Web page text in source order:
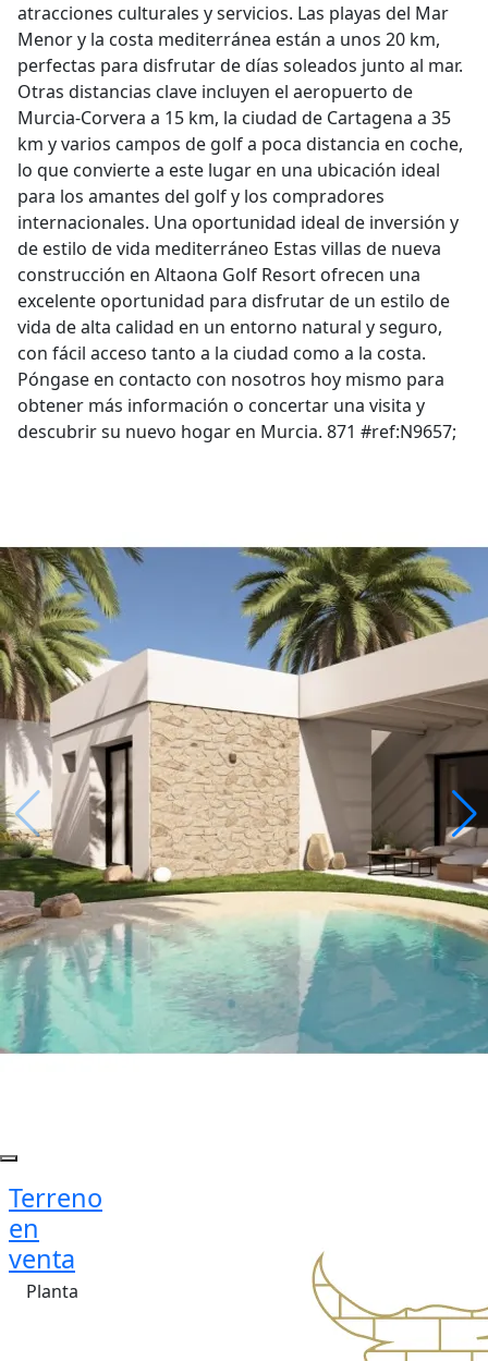
atracciones culturales y servicios. Las playas del Mar
Menor y la costa mediterránea están a unos 20 km,
perfectas para disfrutar de días soleados junto al mar.
Otras distancias clave incluyen el aeropuerto de
Murcia-Corvera a 15 km, la ciudad de Cartagena a 35
km y varios campos de golf a poca distancia en coche,
lo que convierte a este lugar en una ubicación ideal
para los amantes del golf y los compradores
internacionales. Una oportunidad ideal de inversión y
de estilo de vida mediterráneo Estas villas de nueva
construcción en Altaona Golf Resort ofrecen una
excelente oportunidad para disfrutar de un estilo de
vida de alta calidad en un entorno natural y seguro,
con fácil acceso tanto a la ciudad como a la costa.
Póngase en contacto con nosotros hoy mismo para
obtener más información o concertar una visita y
descubrir su nuevo hogar en Murcia. 871 #ref:N9657;
Terreno
en
venta
Planta